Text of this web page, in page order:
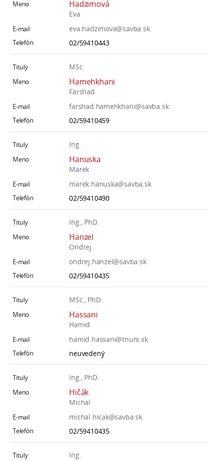
Hadzimová
Eva
eva.hadzimova@savba.sk
02/59410443
MSc.
Hamehkhani
Farshad
farshad.hamehkhani@savba.sk
02/59410459
Ing.
Hanuska
Marek
marek.hanuska@savba.sk
02/59410490
Ing., PhD.
Hanzel
Ondrej
ondrej.hanzel@savba.sk
02/59410435
MSc., PhD.
Hassani
Hamid
hamid.hassani@tnuni.sk
neuvedený
Ing., PhD.
Hičák
Michal
michal.hicak@savba.sk
02/59410435
Ing.